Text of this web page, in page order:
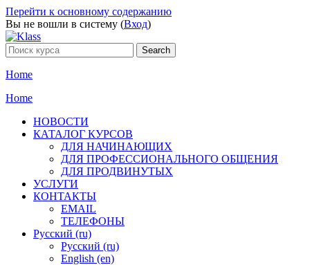
Перейти к основному содержанию
Вы не вошли в систему (Вход)
Home
Home
НОВОСТИ
КАТАЛОГ КУРСОВ
ДЛЯ НАЧИНАЮЩИХ
ДЛЯ ПРОФЕССИОНАЛЬНОГО ОБЩЕНИЯ
ДЛЯ ПРОДВИНУТЫХ
УСЛУГИ
КОНТАКТЫ
EMAIL
ТЕЛЕФОНЫ
Русский ‎(ru)‎
Русский ‎(ru)‎
English ‎(en)‎